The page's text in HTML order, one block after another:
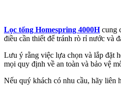
Lọc tổng Homespring 4000Hcung
điều cần thiết để tránh rò rỉ nước và
Lưu ý rằng việc lựa chọn và lắp đặt
mọi quy định về an toàn và bảo vệ
Nếu quý khách có nhu cầu, hãy liên